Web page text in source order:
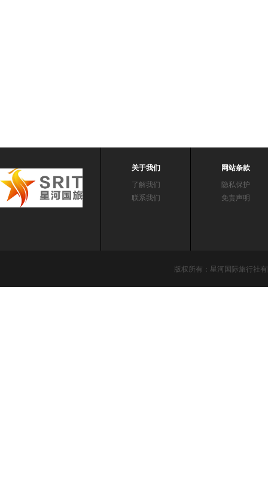
关于我们
了解我们
联系我们
网站条款
隐私保护
免责声明
版权所有：星河国际旅行社